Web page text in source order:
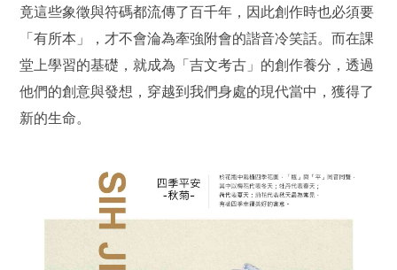
竟這些象徵與符碼都流傳了百千年，因此創作時也必須要
「有所本」，才不會淪為牽強附會的諧音冷笑話。而在課
堂上學習的基礎，就成為「吉文考古」的創作養分，透過
他們的創意與發想，穿越到我們身處的現代當中，獲得了
新的生命。